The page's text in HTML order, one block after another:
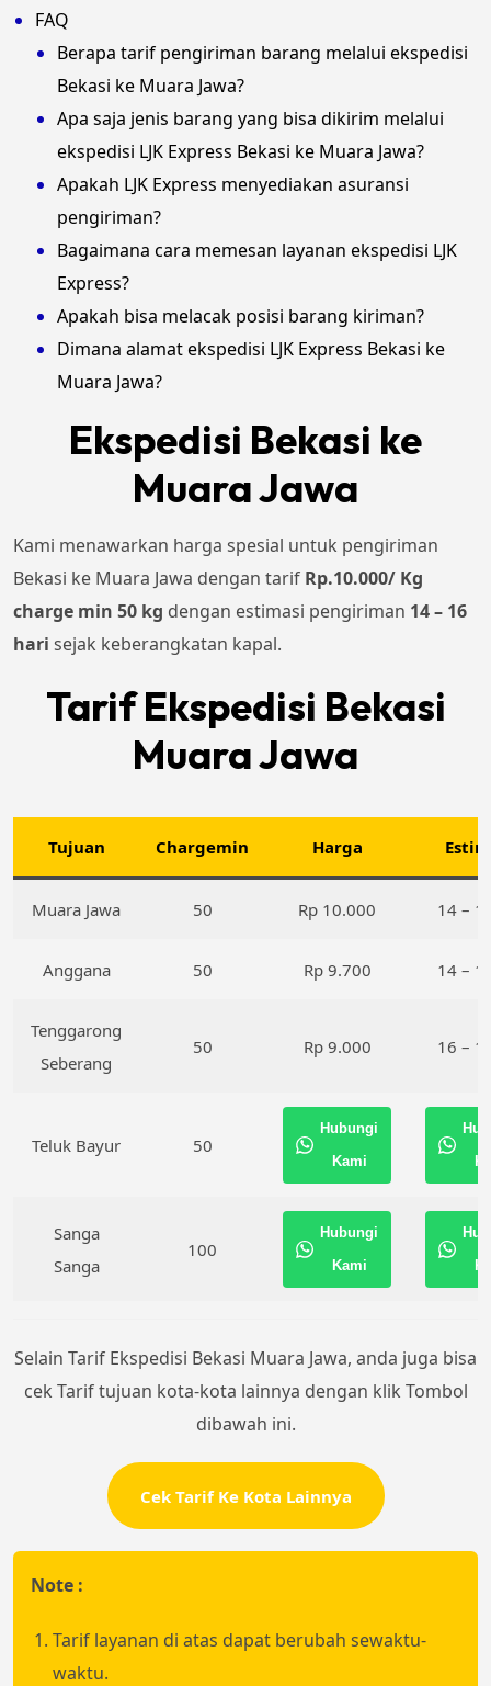
FAQ
Berapa tarif pengiriman barang melalui ekspedisi
Bekasi ke Muara Jawa?
Apa saja jenis barang yang bisa dikirim melalui
ekspedisi LJK Express Bekasi ke Muara Jawa?
Apakah LJK Express menyediakan asuransi
pengiriman?
Bagaimana cara memesan layanan ekspedisi LJK
Express?
Apakah bisa melacak posisi barang kiriman?
Dimana alamat ekspedisi LJK Express Bekasi ke
Muara Jawa?
Ekspedisi Bekasi ke
Muara Jawa
Kami menawarkan harga spesial untuk pengiriman
Bekasi ke Muara Jawa dengan tarif Rp.10.000/ Kg
charge min 50 kg dengan estimasi pengiriman 14 – 16
hari sejak keberangkatan kapal.
Tarif Ekspedisi Bekasi
Muara Jawa
Tujuan Chargemin Harga
Muara Jawa 50 Rp 10.000 14 –
Anggana 50 Rp 9.700 14 –
Tenggarong
Seberang
50 Rp 9.000 16 –
Teluk Bayur 50
Hubungi
Kami
Sanga
Sanga
100
Hubungi
Kami
Selain Tarif Ekspedisi Bekasi Muara Jawa, anda juga bisa
cek Tarif tujuan kota-kota lainnya dengan klik Tombol
dibawah ini.
Cek Tarif Ke Kota Lainnya
Note :
Tarif layanan di atas dapat berubah sewaktu-
waktu.